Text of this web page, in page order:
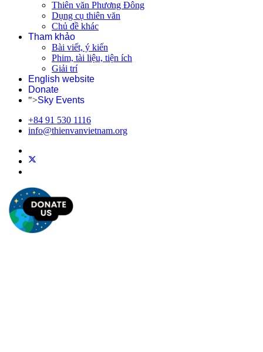
Thiên văn Phương Đông
Dụng cụ thiên văn
Chủ đề khác
Tham khảo
Bài viết, ý kiến
Phim, tài liệu, tiện ích
Giải trí
English website
Donate
">Sky Events
+84 91 530 1116
info@thienvanvietnam.org